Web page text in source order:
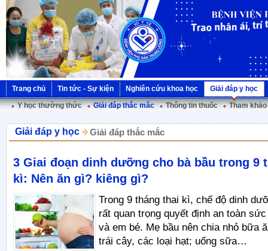
Trang chủ Tin tức - Sự kiện Nghiên cứu khoa học
Giải đáp y học
Y học thường thức
Giải đáp thắc mắc Thông tin thuốc Tham
Giải đáp y học Giải đáp thắc mắc
3 Giai đoạn dinh dưỡng cho bà bầu trong 9
kì: Nên ăn gì? kiêng gì?
Trong 9 tháng thai kì, chế độ dinh
rất quan trọng quyết định an toàn
và em bé. Mẹ bầu nên chia nhỏ bữa
trái cây, các loại hạt; uống sữa…